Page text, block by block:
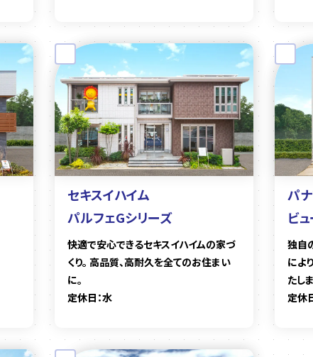
セキスイハイム
パルフェGシリーズ
快適で安心できるセキスイハイムの家づ
くり。 高品質、高耐久を全てのお住まい
に。
定休日：水
パ
ビ
独自
によ
たし
定休